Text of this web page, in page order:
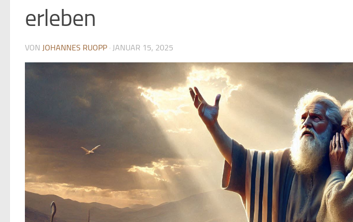
erleben
VON JOHANNES RUOPP · JANUAR 15, 2025